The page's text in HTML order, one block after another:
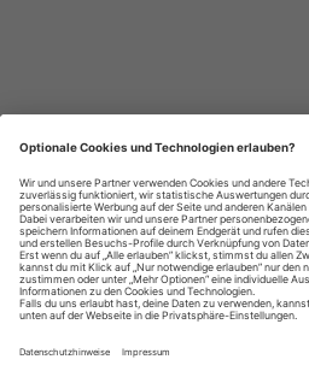
Privatsphäre-